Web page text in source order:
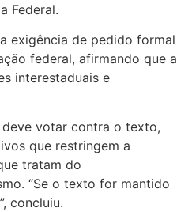
Federal.
exigência de pedido formal
federal, afirmando que a
interestaduais e
votar contra o texto,
que restringem a
tratam do
“Se o texto for mantido
concluiu.